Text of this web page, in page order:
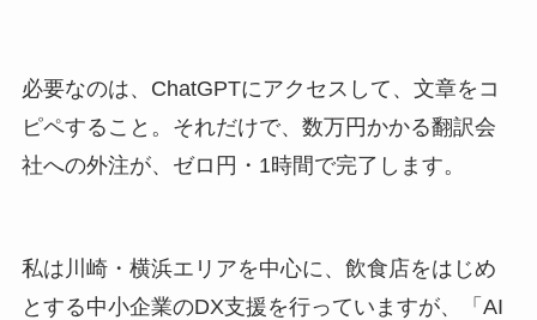
必要なのは、ChatGPTにアクセスして、文章をコ
ピペすること。それだけで、数万円かかる翻訳会
社への外注が、ゼロ円・1時間で完了します。
私は川崎・横浜エリアを中心に、飲食店をはじめ
とする中小企業のDX支援を行っていますが、「AI